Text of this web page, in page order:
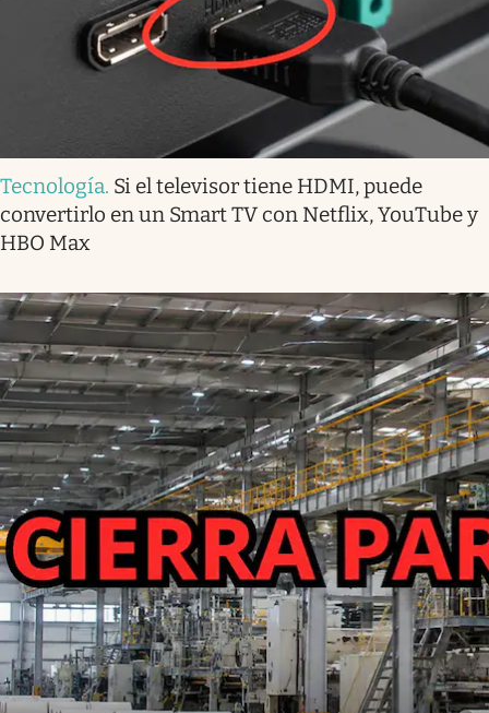
Tecnología. Si el televisor tiene HDMI, puede
convertirlo en un Smart TV con Netflix, YouTube y
HBO Max